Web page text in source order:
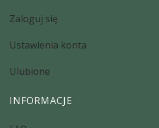
Zaloguj się
Ustawienia konta
Ulubione
INFORMACJE